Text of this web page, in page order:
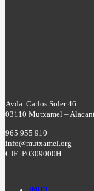
Avda. Carlos Soler 46
03110 Mutxamel –
965 955 910
info@mutxamel.org
CIF: P0309000H